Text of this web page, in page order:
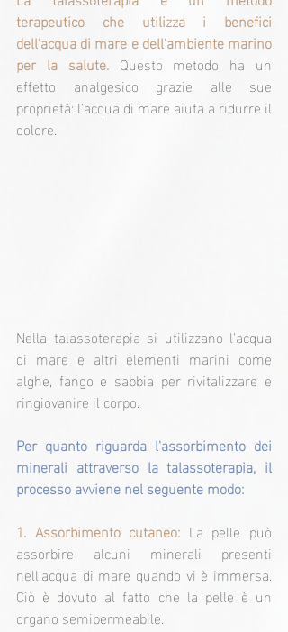
terapeutico che utilizza i benefici
dell'acqua di mare e dell'ambiente marino
per la salute. Questo metodo ha un
effetto analgesico grazie alle sue
proprietà: l'acqua di mare aiuta a ridurre il
dolore.
Nella talassoterapia si utilizzano l'acqua
di mare e altri elementi marini come
alghe, fango e sabbia per rivitalizzare e
ringiovanire il corpo.
Per quanto riguarda l'assorbimento dei
minerali attraverso la talassoterapia, il
processo avviene nel seguente modo:
1. Assorbimento cutaneo: La pelle può
assorbire alcuni minerali presenti
nell'acqua di mare quando vi è immersa.
Ciò è dovuto al fatto che la pelle è un
organo semipermeabile.